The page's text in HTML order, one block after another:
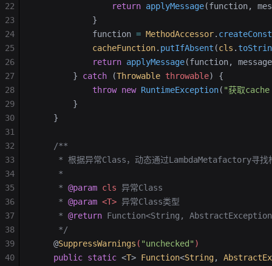
                return
applyMessage(function,
            }
            function
= MethodAccessor.
            cacheFunction
. putIfAbsent (cls .
            return
applyMessage(function,
        }
catch (Throwable throwable) {
            throw
new RuntimeException( "获取
        }
    }
    /**
* 根据异常Class，动态通过LambdaMetafactory寻找
     *
     *
@param cls 异常Class
     *
@param <T> 异常Class类型
     *
@return Function<String,
     */
    @
SuppressWarnings ( "unchecked" )
    public
static <T> Function<String,
22
23
24
25
26
27
28
29
30
31
32
33
34
35
36
37
38
39
40